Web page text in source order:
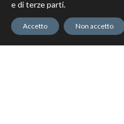
e di terze parti.
Accetto Non accetto